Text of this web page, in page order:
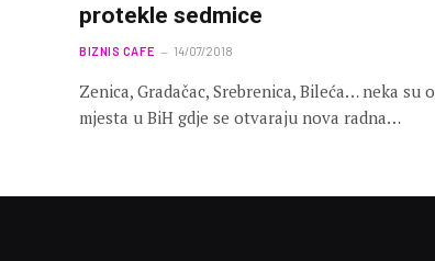
protekle sedmice
BIZNIS CAFE 14/07/2018
Zenica, Gradačac, Srebrenica, Bileća… neka su
mjesta u BiH gdje se otvaraju nova radna…